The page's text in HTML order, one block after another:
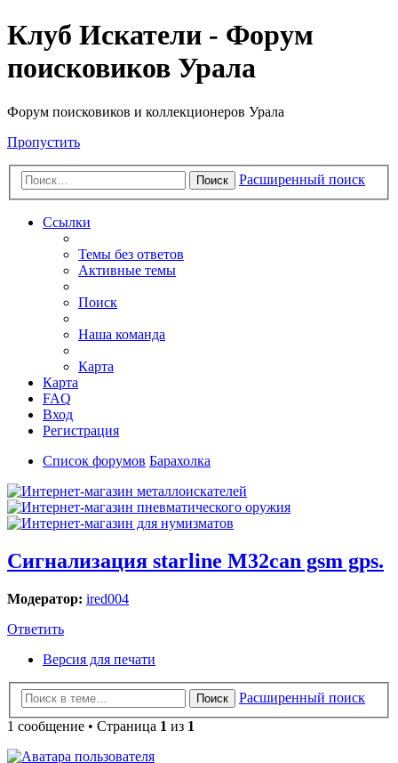
Клуб Искатели - Форум
поисковиков Урала
Форум поисковиков и коллекционеров Урала
Пропустить
Поиск Расширенный поиск
Ссылки
Темы без ответов
Активные темы
Поиск
Наша команда
Карта
Карта
FAQ
Вход
Регистрация
Список форумов Барахолка
Сигнализация starline M32can gsm gps.
Модератор: ired004
Ответить
Версия для печати
Поиск
Расширенный поиск
1 сообщение • Страница 1 из 1